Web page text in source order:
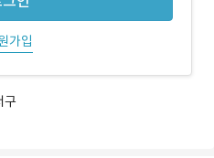
가입
구